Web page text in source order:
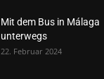
Mit dem Bus in Málaga
unterwegs
22. Februar 2024